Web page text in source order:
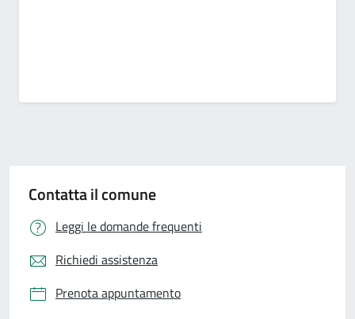
Contatta il comune
Leggi le domande frequenti
Richiedi assistenza
Prenota appuntamento